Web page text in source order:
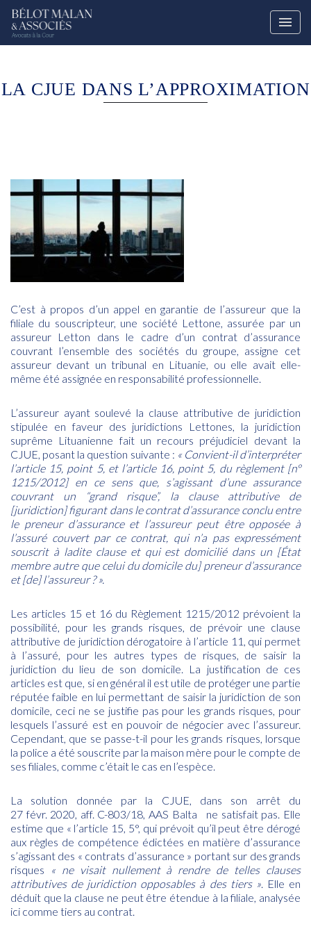
LA CJUE DANS L’APPROXIMATION
C’est à propos d’un appel en garantie de l’assureur que la
filiale du souscripteur, une société Lettone, assurée par un
assureur Letton dans le cadre d’un contrat d’assurance
couvrant l’ensemble des sociétés du groupe, assigne cet
assureur devant un tribunal en Lituanie, ou elle avait elle-
même été assignée en responsabilité professionnelle.
L’assureur ayant soulevé la clause attributive de juridiction
stipulée en faveur des juridictions Lettones, la juridiction
suprême Lituanienne fait un recours préjudiciel devant la
CJUE, posant la question suivante : « Convient-il d’interpréter
l’article 15, point 5, et l’article 16, point 5, du règlement [n°
1215/2012] en ce sens que, s’agissant d’une assurance
couvrant un “grand risque”, la clause attributive de
[juridiction] figurant dans le contrat d’assurance conclu entre
le preneur d’assurance et l’assureur peut être opposée à
l’assuré couvert par ce contrat, qui n’a pas expressément
souscrit à ladite clause et qui est domicilié dans un [État
membre autre que celui du domicile du] preneur d’assurance
et [de] l’assureur ? ».
Les articles 15 et 16 du Règlement 1215/2012 prévoient la
possibilité, pour les grands risques, de prévoir une clause
attributive de juridiction dérogatoire à l’article 11, qui permet
à l’assuré, pour les autres types de risques, de saisir la
juridiction du lieu de son domicile. La justification de ces
articles est que, si en général il est utile de protéger une partie
réputée faible en lui permettant de saisir la juridiction de son
domicile, ceci ne se justifie pas pour les grands risques, pour
lesquels l’assuré est en pouvoir de négocier avec l’assureur.
Cependant, que se passe-t-il pour les grands risques, lorsque
la police a été souscrite par la maison mère pour le compte de
ses filiales, comme c’était le cas en l’espèce.
La solution donnée par la CJUE, dans son arrêt du
27 févr. 2020, aff. C-803/18, AAS Balta ne satisfait pas. Elle
estime que « l’article 15, 5°, qui prévoit qu’il peut être dérogé
aux règles de compétence édictées en matière d’assurance
s’agissant des « contrats d’assurance » portant sur des grands
risques
« ne visait nullement à rendre de telles clauses
attributives de juridiction opposables à des tiers ». Elle en
déduit que la clause ne peut être étendue à la filiale, analysée
ici comme tiers au contrat.